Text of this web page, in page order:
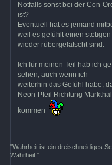
Notfalls sonst bei der Con-
ist?
Eventuell hat es jemand
weil es gefühlt einen
wieder rübergelatscht sind.
Ich für meinen Teil hab ich
sehen, auch wenn ich
weiterhin das Gefühl habe,
Neon-Pfeil Richtung
kommen
"Wahrheit ist ein dreischneidiges
Wahrheit."